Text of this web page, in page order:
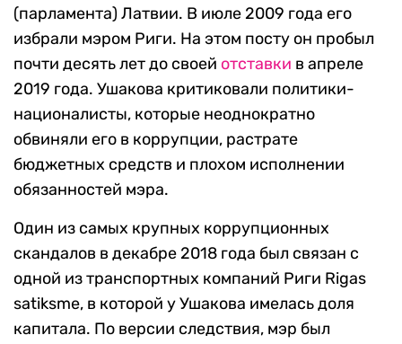
(парламента) Латвии. В июле 2009 года его
избрали мэром Риги. На этом посту он пробыл
почти десять лет до своей отставки в апреле
2019 года. Ушакова критиковали политики-
националисты, которые неоднократно
обвиняли его в коррупции, растрате
бюджетных средств и плохом исполнении
обязанностей мэра.
Один из самых крупных коррупционных
скандалов в декабре 2018 года был связан с
одной из транспортных компаний Риги Rigas
satiksme, в которой у Ушакова имелась доля
капитала. По версии следствия, мэр был